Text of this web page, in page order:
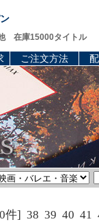
在庫15000タイトル
ご注文方法
件] 38 39 40 41